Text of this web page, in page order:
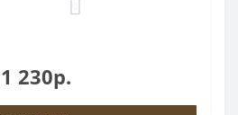
1 230р.